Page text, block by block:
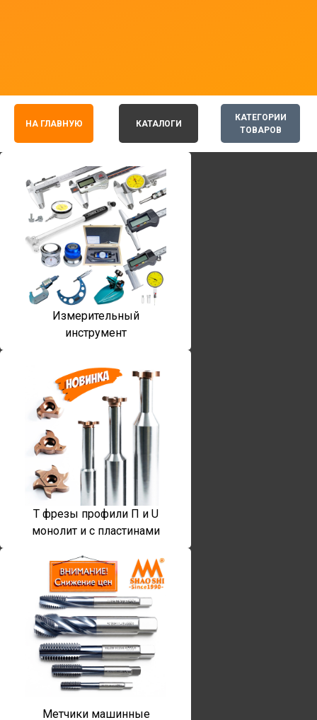
КАТЕГОРИИ
ТОВАРОВ
НА ГЛАВНУЮ КАТАЛОГИ
Измерительный
инструмент
T фрезы профили П и U
монолит и с пластинами
Метчики машинные